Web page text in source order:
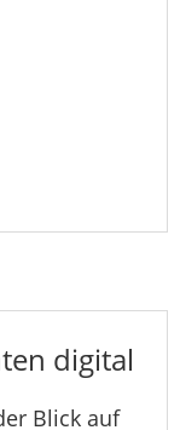
digital
Blick auf